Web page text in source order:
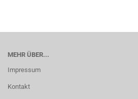
MEHR ÜBER...
Impressum
Kontakt